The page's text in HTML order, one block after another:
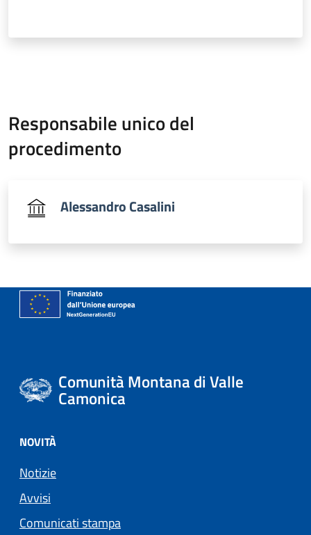
Responsabile unico del
procedimento
Alessandro Casalini
Comunità Montana di Valle
Camonica
NOVITÀ
Notizie
Avvisi
Comunicati stampa